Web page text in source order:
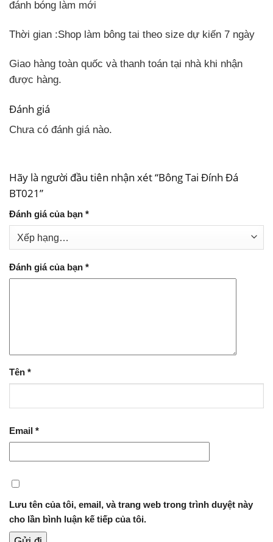
đánh bóng làm mới
Thời gian :Shop làm bông tai theo size dự kiến 7 ngày
Giao hàng toàn quốc và thanh toán tại nhà khi nhận
được hàng.
Đánh giá
Chưa có đánh giá nào.
Hãy là người đầu tiên nhận xét “Bông Tai Đính Đá
BT021”
Đánh giá của bạn *
Đánh giá của bạn *
Tên *
Email *
Lưu tên của tôi, email, và trang web trong trình duyệt này
cho lần bình luận kế tiếp của tôi.